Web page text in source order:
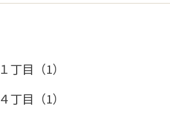
１丁目（1）
４丁目（1）